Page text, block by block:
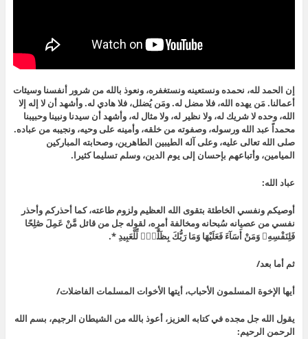
إن الحمد لله، نحمده ونستعينه ونستغفره، ونعوذ بالله من شرور أنفسنا وسيئات
أعمالنا. مَن يهده الله، فلا مضل له. ومَن يُضلل، فلا هادي له. وأشهد أن لا إله إلا
الله، وحده لا شريك له، ولا نظير له، ولا مثال له، وأشهد أن سيدنا ونبينا وحبيبنا
محمداً عبد الله ورسوله، وصفوته من خلقه، وأمينه على وحيه، ونجيبه من عباده.
صلى الله تعالى عليه، وعلى آله الطيبين الطاهرين، وصحابته المباركين
الميامين، وأتباعهم بإحسان إلى يوم الدين، وسلم تسليما كثيرا.
عباد الله:
أوصيكم ونفسي الخاطئة بتقوى الله العظيم ولزوم طاعته، كما أحذركم وأحذر
نفسي من عصيانه سُبحانه ومخالفة أمره، لقوله جل من قائل مَّنْ عَمِلَ صَٰلِحًا
فَلِنَفْسِهِۦ وَمَنْ أَسَآءَ فَعَلَيْهَا وَمَا رَبُّكَ بِظَلَّٰمٍۢ لِّلْعَبِيدِ *.
ثم أما بعد/
أيها الإخوة المسلمون الأحباب، أيتها الأخوات المسلمات الفاضلات/
يقول الله جل مجده في كتابه العزيز، أعوذ بالله من الشيطان الرجيم، بسم الله
الرحمن الرحيم: